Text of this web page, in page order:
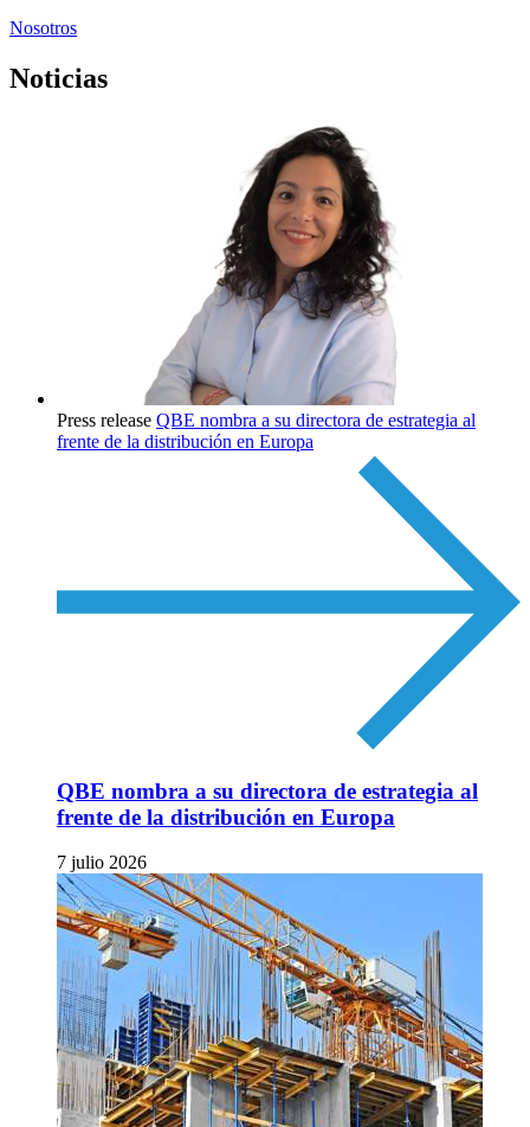
Nosotros
Noticias
Press release QBE nombra a su directora de estrategia al
frente de la distribución en Europa
QBE nombra a su directora de estrategia al
frente de la distribución en Europa
7 julio 2026